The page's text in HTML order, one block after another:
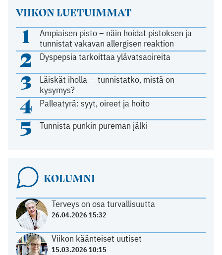
VIIKON LUETUIMMAT
1
Ampiaisen pisto – näin hoidat pistoksen ja
tunnistat vakavan allergisen reaktion
2 Dyspepsia tarkoittaa ylävatsaoireita
3
Läiskät iholla — tunnistatko, mistä on
kysymys?
4 Palleatyrä: syyt, oireet ja hoito
5 Tunnista punkin pureman jälki
KOLUMNI
Terveys on osa turvallisuutta
26.04.2026 15:32
Viikon käänteiset uutiset
15.03.2026 10:15